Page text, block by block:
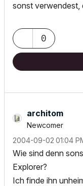
sonst verwendest,
0
architom
Newcomer
‎2004-09-02 01:04
Wie sind denn
Explorer?
Ich finde ihn